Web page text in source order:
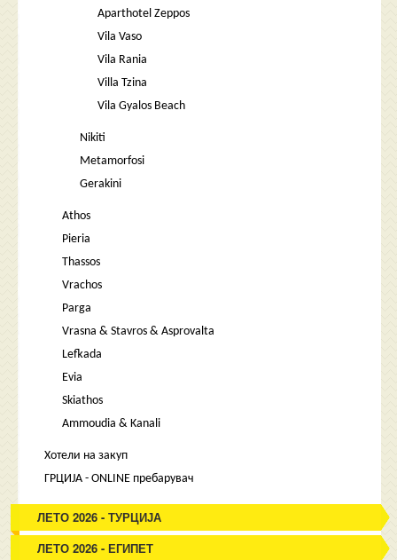
Aparthotel Zeppos
Vila Vaso
Vila Rania
Villa Tzina
Vila Gyalos Beach
Nikiti
Metamorfosi
Gerakini
Athos
Pieria
Thassos
Vrachos
Parga
Vrasna & Stavros & Asprovalta
Lefkada
Evia
Skiathos
Ammoudia & Kanali
Хотели на закуп
ГРЦИЈА - ONLINE пребарувач
ЛЕТО 2026 - ТУРЦИЈА
ЛЕТО 2026 - ЕГИПЕТ